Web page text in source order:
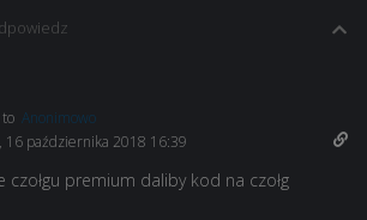
Anonimowo
16 października 2018 16:39
czołgu premium daliby kod na czołg